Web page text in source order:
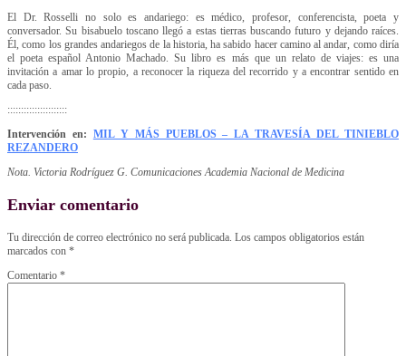
El Dr. Rosselli no solo es andariego: es médico, profesor, conferencista, poeta y
conversador. Su bisabuelo toscano llegó a estas tierras buscando futuro y dejando raíces.
Él, como los grandes andariegos de la historia, ha sabido hacer camino al andar, como diría
el poeta español Antonio Machado. Su libro es más que un relato de viajes: es una
invitación a amar lo propio, a reconocer la riqueza del recorrido y a encontrar sentido en
cada paso.
::::::::::::::::::::::
Intervención en: MIL Y MÁS PUEBLOS – LA TRAVESÍA DEL TINIEBLO
REZANDERO
Nota. Victoria Rodríguez G. Comunicaciones Academia Nacional de Medicina
Enviar comentario
Tu dirección de correo electrónico no será publicada. Los campos obligatorios están
marcados con *
Comentario *